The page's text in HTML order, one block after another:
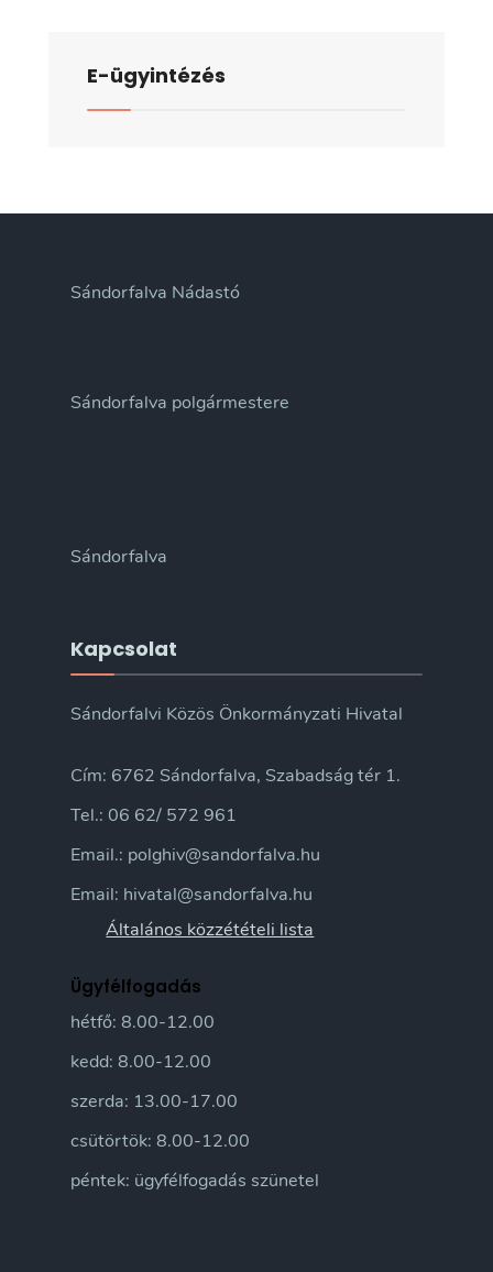
E-ügyintézés
Sándorfalva Nádastó
Sándorfalva polgármestere
Sándorfalva
Kapcsolat
Sándorfalvi Közös Önkormányzati Hivatal
Cím: 6762 Sándorfalva, Szabadság tér 1.
Tel.: 06 62/ 572 961
Email.: polghiv@sandorfalva.hu
Email: hivatal@sandorfalva.hu
Általános közzétételi lista
Ügyfélfogadás
hétfő: 8.00-12.00
kedd: 8.00-12.00
szerda: 13.00-17.00
csütörtök: 8.00-12.00
péntek: ügyfélfogadás szünetel